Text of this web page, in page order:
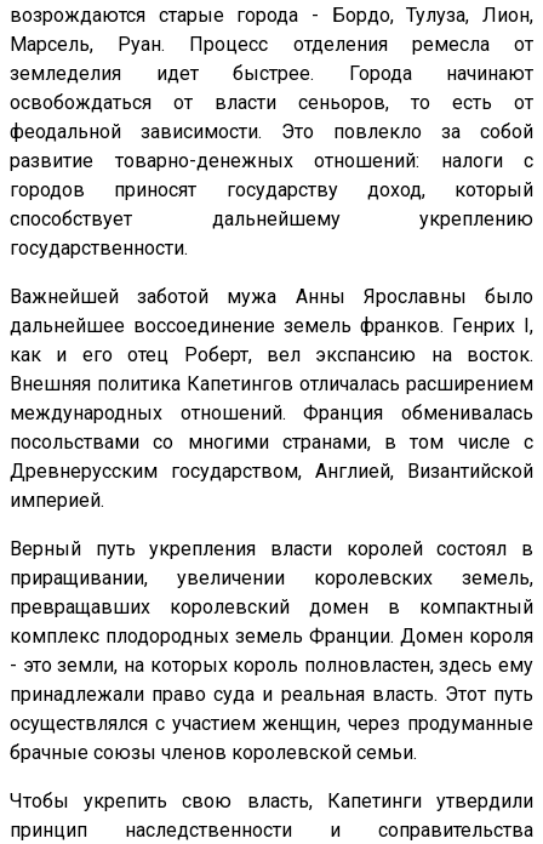
возрождаются старые города - Бордо, Тулуза, Лион,
Марсель, Руан. Процесс отделения ремесла от
земледелия идет быстрее. Города начинают
освобождаться от власти сеньоров, то есть от
феодальной зависимости. Это повлекло за собой
развитие товарно-денежных отношений: налоги с
городов приносят государству доход, который
способствует дальнейшему укреплению
государственности.
Важнейшей заботой мужа Анны Ярославны было
дальнейшее воссоединение земель франков. Генрих I,
как и его отец Роберт, вел экспансию на восток.
Внешняя политика Капетингов отличалась расширением
международных отношений. Франция обменивалась
посольствами со многими странами, в том числе с
Древнерусским государством, Англией, Византийской
империей.
Верный путь укрепления власти королей состоял в
приращивании, увеличении королевских земель,
превращавших королевский домен в компактный
комплекс плодородных земель Франции. Домен короля
- это земли, на которых король полновластен, здесь ему
принадлежали право суда и реальная власть. Этот путь
осуществлялся с участием женщин, через продуманные
брачные союзы членов королевской семьи.
Чтобы укрепить свою власть, Капетинги утвердили
принцип наследственности и соправительства